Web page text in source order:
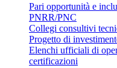
Pari opportunità e
PNRR/PNC
Collegi consultivi
Progetto di
Elenchi ufficiali di
certificazioni